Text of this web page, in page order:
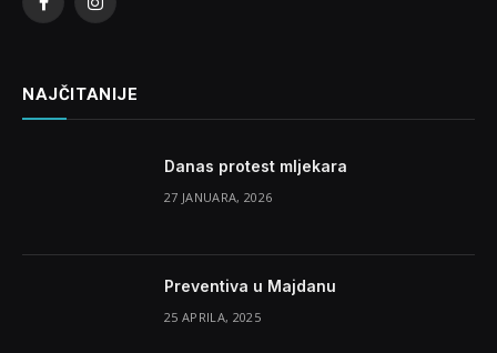
FacebookInstagram
NAJČITANIJE
Danas protest mljekara
27 JANUARA, 2026
Preventiva u Majdanu
25 APRILA, 2025